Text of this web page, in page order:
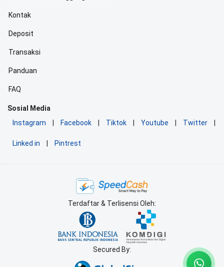
Kontak
Deposit
Transaksi
Panduan
FAQ
Sosial Media
Instagram
Facebook Tiktok Youtube Twitter
Linked in Pintrest
Terdaftar & Terlisensi Oleh:
Secured By: